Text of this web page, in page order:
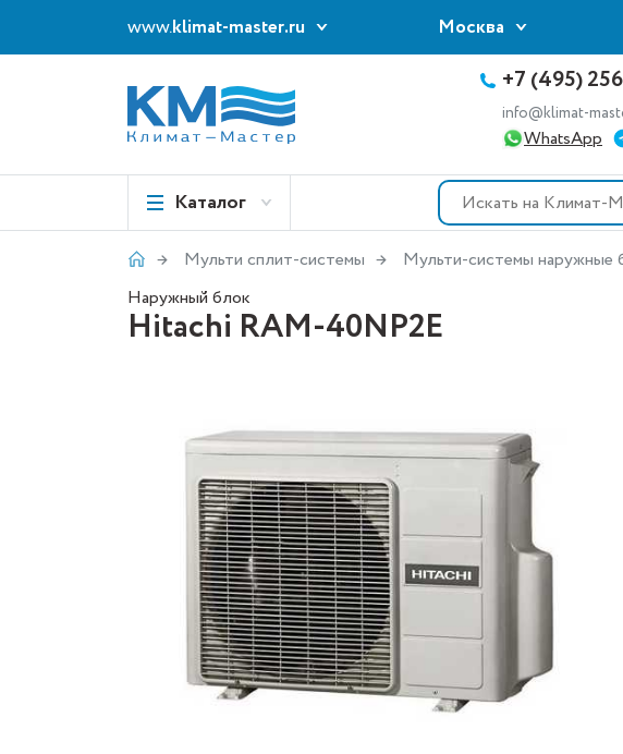
www.klimat-master.ru Москва
+7 (495)
info@klimat-
WhatsApp
Каталог
Мульти сплит-системы Мульти-системы наружные
Наружный блок
Hitachi RAM-40NP2E